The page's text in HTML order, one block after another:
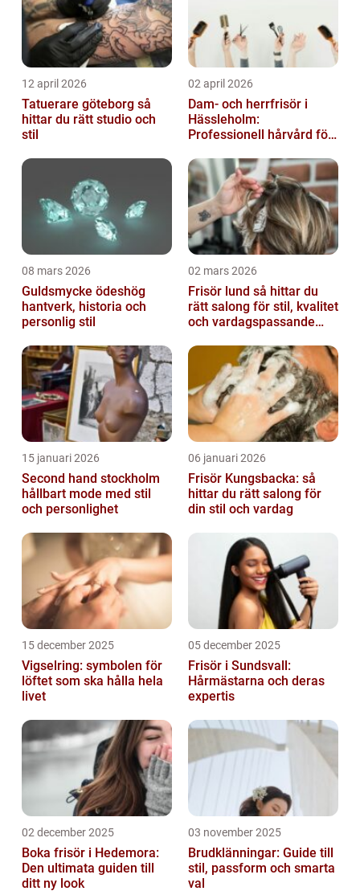
12 april 2026
Tatuerare göteborg så
hittar du rätt studio och
stil
02 april 2026
Dam- och herrfrisör i
Hässleholm:
Professionell hårvård för
08 mars 2026
Guldsmycke ödeshög
hantverk, historia och
personlig stil
02 mars 2026
Frisör lund så hittar du
rätt salong för stil, kvalitet
och vardagspassande
15 januari 2026
Second hand stockholm
hållbart mode med stil
och personlighet
06 januari 2026
Frisör Kungsbacka: så
hittar du rätt salong för
din stil och vardag
15 december 2025
Vigselring: symbolen för
löftet som ska hålla hela
livet
05 december 2025
Frisör i Sundsvall:
Hårmästarna och deras
expertis
02 december 2025
Boka frisör i Hedemora:
Den ultimata guiden till
ditt ny look
03 november 2025
Brudklänningar: Guide till
stil, passform och smarta
val